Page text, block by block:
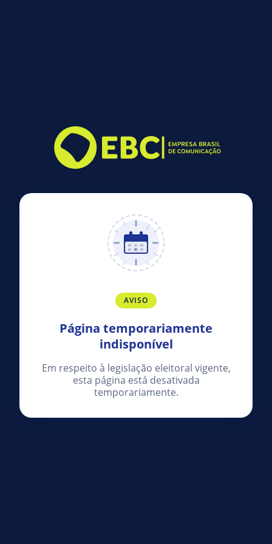
AVISO
Página temporariamente
indisponível
Em respeito à legislação eleitoral vigente,
esta página está desativada
temporariamente.